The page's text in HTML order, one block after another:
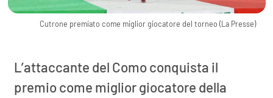
Cutrone premiato come miglior giocatore del torneo (La Presse)
L’attaccante del Como conquista il
premio come miglior giocatore della